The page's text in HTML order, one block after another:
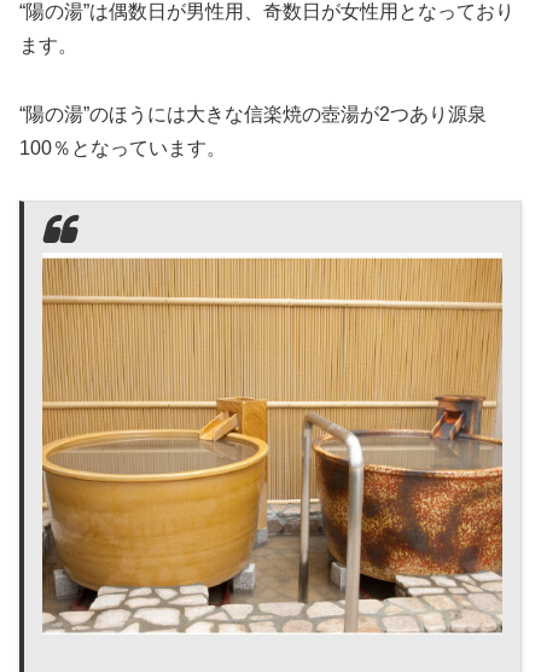
“陽の湯”は偶数日が男性用、奇数日が女性用となっており
ます。
“陽の湯”のほうには大きな信楽焼の壺湯が2つあり源泉
100％となっています。